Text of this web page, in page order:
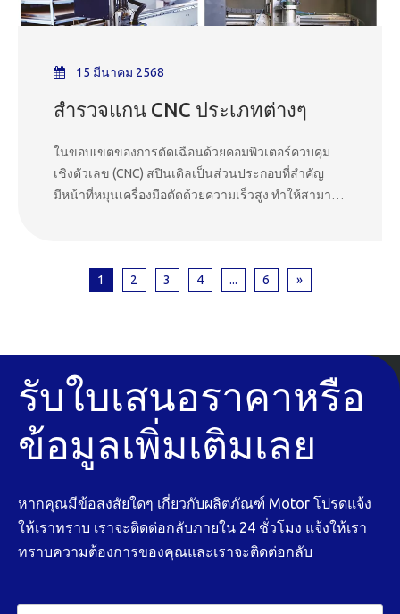
ประสิทธิภาพดีขึ้น นำไปสู่วงจรการผลิตที่รวดเร็วขึ้น
15 มีนาคม 2568
สำรวจแกน CNC ประเภทต่างๆ
ในขอบเขตของการตัดเฉือนด้วยคอมพิวเตอร์ควบคุม
เชิงตัวเลข (CNC) สปินเดิลเป็นส่วนประกอบที่สำคัญ
มีหน้าที่หมุนเครื่องมือตัดด้วยความเร็วสูง ทำให้สามารถ
เฉพาะ ข้อดี และการใช้งานเฉพาะตัว บทความนี้จะ
1 2 3 4 ... 6 »
รับใบเสนอราคาหรือ
ข้อมูลเพิ่มเติมเลย
หากคุณมีข้อสงสัยใดๆ เกี่ยวกับผลิตภัณฑ์ Motor โปรดแจ้ง
ให้เราทราบ เราจะติดต่อกลับภายใน 24 ชั่วโมง แจ้งให้เรา
ทราบความต้องการของคุณและเราจะติดต่อกลับ